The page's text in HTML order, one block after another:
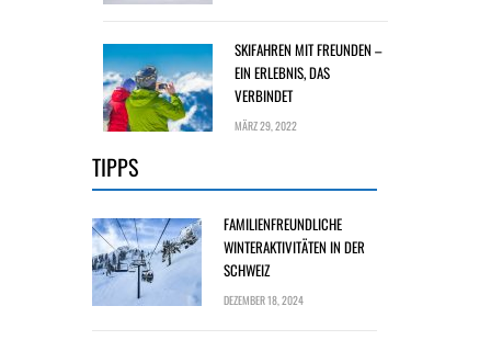
SKIFAHREN MIT FREUNDEN –
EIN ERLEBNIS, DAS
VERBINDET
MÄRZ 29, 2022
TIPPS
FAMILIENFREUNDLICHE
WINTERAKTIVITÄTEN IN DER
SCHWEIZ
DEZEMBER 18, 2024